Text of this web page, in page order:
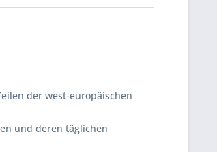
der west-europäischen
und deren täglichen